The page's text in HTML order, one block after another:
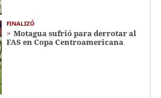
FINALIZÓ
Motagua sufrió para derrotar al
FAS en Copa Centroamericana